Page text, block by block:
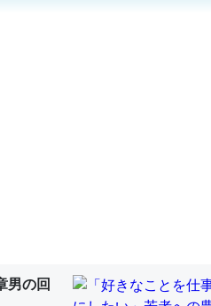
ジ分くらい。小説でいう「ずっと前
い分量。進化すればするほど分かり
男の回